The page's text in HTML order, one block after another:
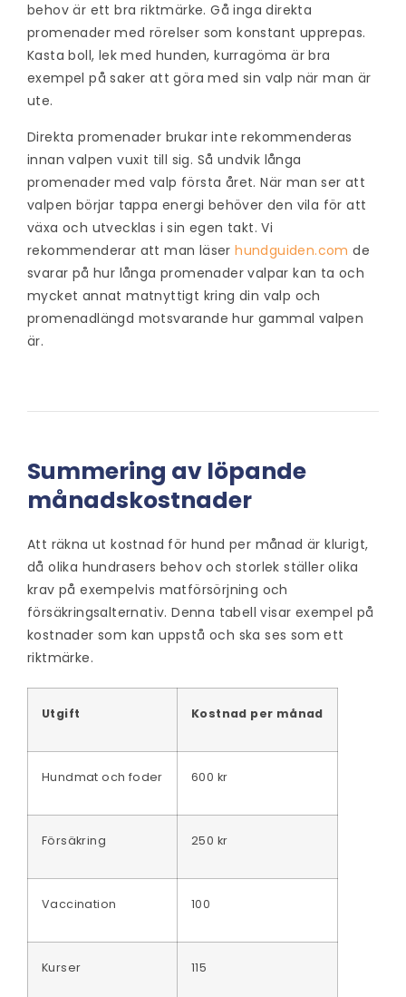
behov är ett bra riktmärke. Gå inga direkta
promenader med rörelser som konstant upprepas.
Kasta boll, lek med hunden, kurragöma är bra
exempel på saker att göra med sin valp när man är
ute.
Direkta promenader brukar inte rekommenderas
innan valpen vuxit till sig. Så undvik långa
promenader med valp första året. När man ser att
valpen börjar tappa energi behöver den vila för att
växa och utvecklas i sin egen takt. Vi
rekommenderar att man läserhundguiden.com de
svarar på hur långa promenader valpar kan ta och
mycket annat matnyttigt kring din valp och
promenadlängd motsvarande hur gammal valpen
är.
Summering av löpande
månadskostnader
Att räkna ut kostnad för hund per månad är klurigt,
då olika hundrasers behov och storlek ställer olika
krav på exempelvis matförsörjning och
försäkringsalternativ. Denna tabell visar exempel på
kostnader som kan uppstå och ska ses som ett
riktmärke.
Utgift Kostnad per månad
Hundmat och foder 600 kr
Försäkring 250 kr
Vaccination 100
Kurser 115